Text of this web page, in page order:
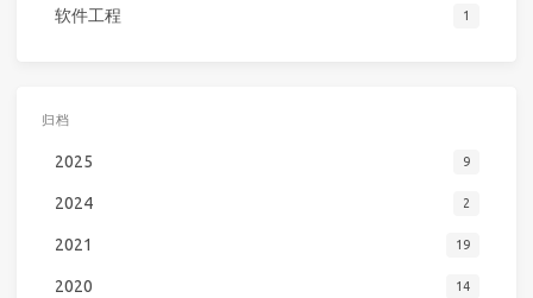
软件工程 1
归档
2025 9
2024 2
2021 19
2020 14